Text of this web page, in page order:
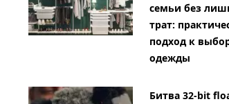
семьи без
трат:
подход к
одежды
Битва 32-bit